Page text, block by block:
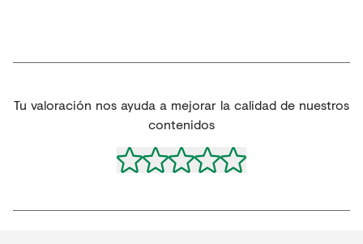
Tu valoración nos ayuda a mejorar la calidad de nuestros
contenidos